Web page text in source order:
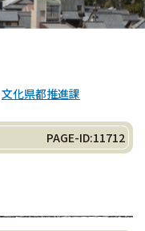
文化県都推進課
PAGE-ID:11712